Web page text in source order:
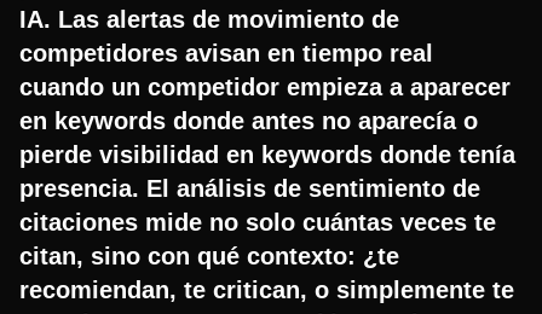
IA. Las alertas de movimiento de
competidores avisan en tiempo real
cuando un competidor empieza a aparecer
en keywords donde antes no aparecía o
pierde visibilidad en keywords donde tenía
presencia. El análisis de sentimiento de
citaciones mide no solo cuántas veces te
citan, sino con qué contexto: ¿te
recomiendan, te critican, o simplemente te